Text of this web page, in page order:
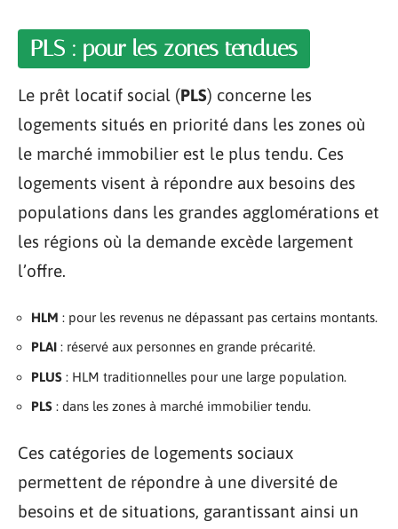
PLS : pour les zones tendues
Le prêt locatif social (PLS) concerne les
logements situés en priorité dans les zones où
le marché immobilier est le plus tendu. Ces
logements visent à répondre aux besoins des
populations dans les grandes agglomérations et
les régions où la demande excède largement
l’offre.
HLM : pour les revenus ne dépassant pas certains montants.
PLAI : réservé aux personnes en grande précarité.
PLUS : HLM traditionnelles pour une large population.
PLS : dans les zones à marché immobilier tendu.
Ces catégories de logements sociaux
permettent de répondre à une diversité de
besoins et de situations, garantissant ainsi un